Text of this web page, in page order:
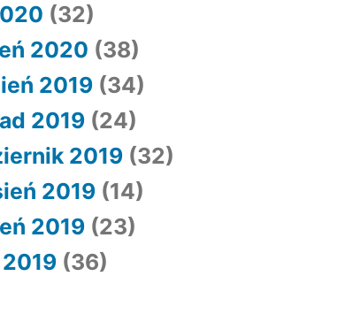
(32)
2020 (38)
2019 (34)
2019 (24)
2019 (32)
2019 (14)
2019 (23)
(36)